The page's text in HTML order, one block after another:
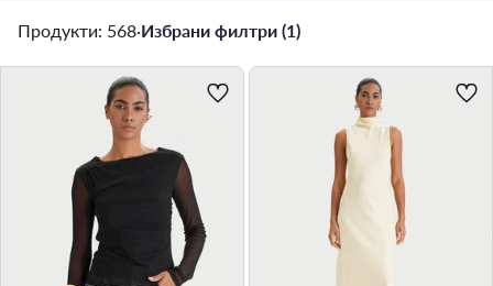
Продукти: 568·Избрани филтри (1)